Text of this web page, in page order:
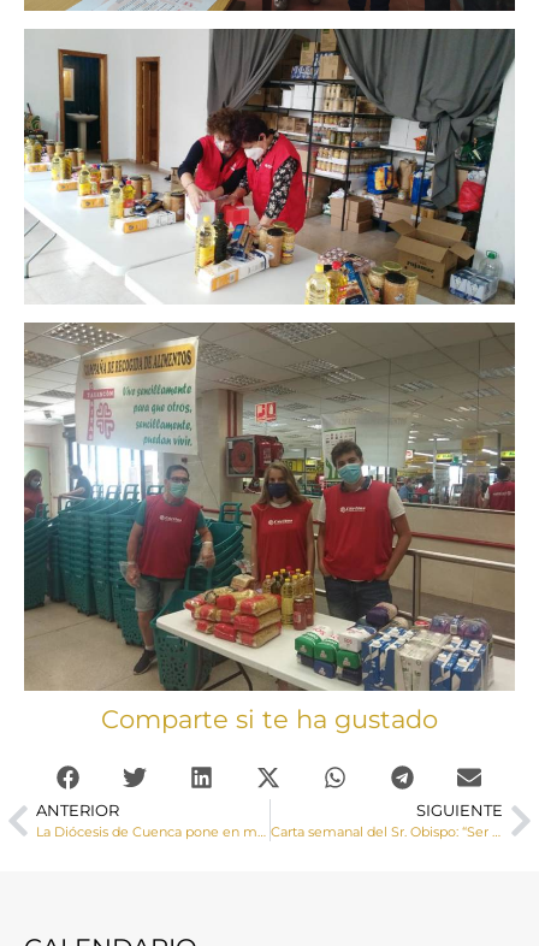
Comparte si te ha gustado
ANTERIOR
La Diócesis de Cuenca pone en marcha la Delegación de Acogida y Atención a las Personas con Discapacidad
SIGUIENTE
Carta semanal del Sr. Obispo: “Ser sacerdote, una vocación”